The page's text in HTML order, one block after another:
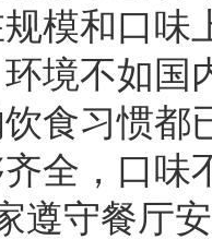
模和口味
境不如国
食习惯都
全，口味
遵守餐厅